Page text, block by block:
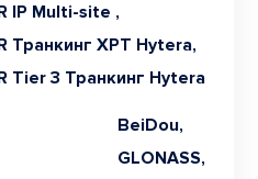
IP Multi-site ,
Транкинг XPT Hytera,
Tier 3 Транкинг Hytera
BeiDou,
GLONASS,